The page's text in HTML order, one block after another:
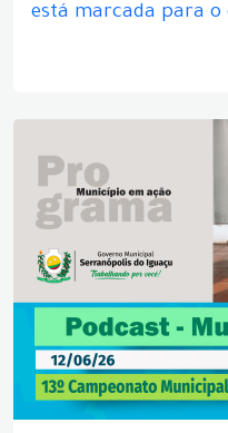
está marcada para o